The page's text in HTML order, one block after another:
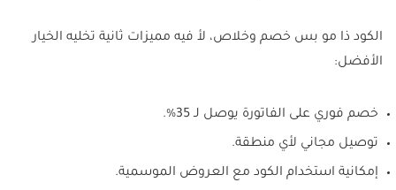
الكود ذا مو بس خصم وخلاص، لأ فيه مميزات ثانية تخليه الخيار
الأفضل:
خصم فوري على الفاتورة يوصل لـ 35%.
توصيل مجاني لأي منطقة.
إمكانية استخدام الكود مع العروض الموسمية.